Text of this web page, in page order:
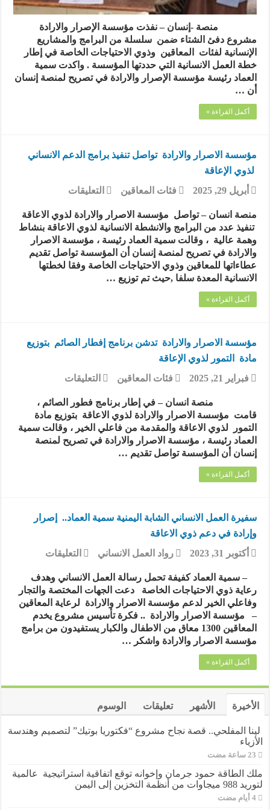
مغلقة
منصة -إنسان – نفذت مؤسسة الإصرار والارادة
مشروع دفئ الشتاء ضمن سلسلة من البرامج والمشاريع
الإنسانية لفئات المعاقين وذوي الاحتياجات الخاصة في إطار
خطة العمل الانسانية التي حددتها المؤسسة . واكدت سمية
العماد رئيسة مؤسسة الإصرار والارادة في تصريح لمنصة إنسان
أن …
أكمل القراءة »
مؤسسة الاصرار والارادة تواصل تنفيذ برامج الدعم الانساني
لذوي الإعاقة
أبريل 29, 2025
فئات المعاقين التعليقات
الاصرار
والارادة
تواصل
تنفيذ
برامج
الدعم
منصة انسان – تواصل مؤسسة الاصرار والارادة لذوي الاعاقة
تنفيذ عدد من البرامج والانشطة الانسانية لذوي الاعاقة بنشاط
وهمة عالية ، وقالت سمية العماد رئيسة ، مؤسسة الاصرار
والارادة في تصريح لمنصة إنسان أن المؤسسة تواصل تقديم
عطاءاتها للمعاقين وذوي الاحتياجات الخاصة وفقا لخطتها
الانسانية المعدة سلفا ,حيث تم توزيع …
أكمل القراءة »
مؤسسة الاصرار والارادة تدشن برنامج إفطار الصائم بتوزيع
مادة التمور لذوي الإعاقة
فبراير 21, 2025
فئات المعاقين التعليقات
الاصرار
والارادة
تدشن
برنامج
إفطار
الإعاقة
مغلقة
منصة انسان – في إطار برنامج فطور الصائم ،
قامت مؤسسة الاصرار والارادة لذوي الاعاقة بتوزيع مادة
التمور لذوي الاعاقة والمقدمة من فاعلي الخير ، وقالت سمية
العماد رئيسة ، مؤسسة الاصرار والارادة في تصريح لمنصة
إنسان أن المؤسسة تواصل تقديم …
أكمل القراءة »
سفيرة العمل الانساني الشابة اليمنية سمية العماد.. إصرار
وإرادة في دعم ذوي الاعاقة
أكتوبر 31, 2023
رواد العمل الانساني التعليقات
العمل
الانساني
الشابة
اليمنية
سمية
العماد..
ذوي
– سمية العماد كفيفة تحمل رسالة العمل الانساني وهدف
رعاية ذوي الاحتياجات الخاصة دعت الجهات المختصة والتجار
وفاعلي الخير لدعم مؤسسة الاصرار والارادة لرعاية المعاقين
– مؤسسة الاصرار والارادة .. فكرة تأسيس مشروع يخدم
المعاقين 1300 معاق من الاطفال والكبار يستفيدون من برامج
مؤسسة الاصرار والارادة واشكر …
أكمل القراءة »
الأخيرة الأشهر تعليقات الوسوم
لينا المفلحي.. قصة نجاح مشروع “فكتوريا بوتيك” لتصميم وهندسة
الأزياء
ملك الطاقة حمود جرمان وإخوانه توقع اتفاقية استراتيجية عالمية
لتوريد 988 ميجاوات من أنظمة التخزين إلى اليمن